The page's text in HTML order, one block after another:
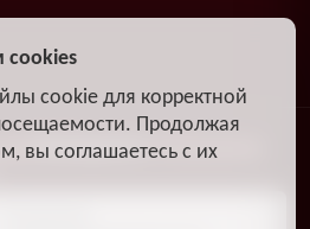
DiosEspectroЛитвиненко
cookies
cookie для корректной
Продолжая
вы соглашаетесь с их